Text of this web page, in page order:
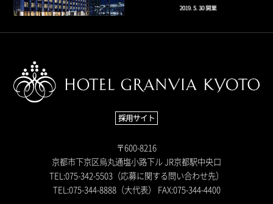
採用サイト
〒600-8216
京都市下京区烏丸通塩小路下ル JR京都駅中央口
TEL:075-342-5503 （応募に関する問い合わせ先）
TEL:075-344-8888（大代表） FAX:075-344-4400